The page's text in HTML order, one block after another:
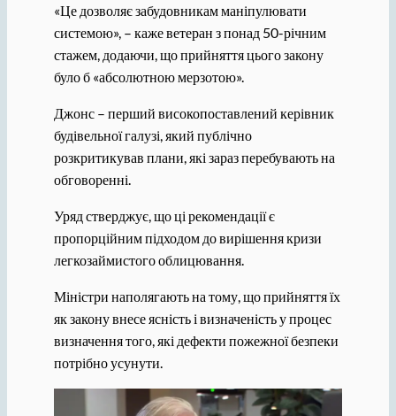
«Це дозволяє забудовникам маніпулювати
системою», – каже ветеран з понад 50-річним
стажем, додаючи, що прийняття цього закону
було б «абсолютною мерзотою».
Джонс – перший високопоставлений керівник
будівельної галузі, який публічно
розкритикував плани, які зараз перебувають на
обговоренні.
Уряд стверджує, що ці рекомендації є
пропорційним підходом до вирішення кризи
легкозаймистого облицювання.
Міністри наполягають на тому, що прийняття їх
як закону внесе ясність і визначеність у процес
визначення того, які дефекти пожежної безпеки
потрібно усунути.